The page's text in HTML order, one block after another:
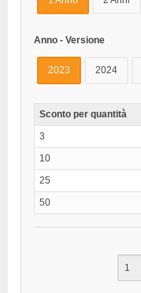
Anno - Versione
2023 2024
Sconto per quantità
3
10
25
50